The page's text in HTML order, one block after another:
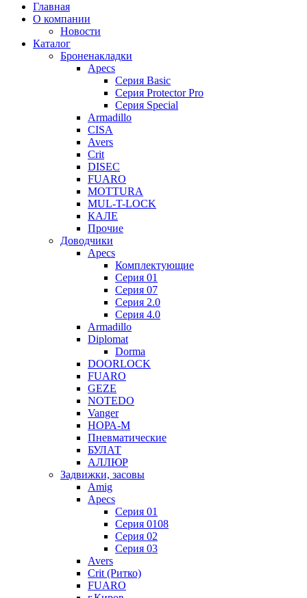
Главная
О компании
Новости
Каталог
Броненакладки
Apecs
Серия Basic
Серия Protector Pro
Серия Special
Armadillo
CISA
Avers
Crit
DISEC
FUARO
MOTTURA
MUL-T-LOCK
КАЛЕ
Прочие
Доводчики
Apecs
Комплектующие
Серия 01
Серия 07
Серия 2.0
Серия 4.0
Armadillo
Diplomat
Dorma
DOORLOCK
FUARO
GEZE
NOTEDO
Vanger
НОРА-М
Пневматические
БУЛАТ
АЛЛЮР
Задвижки, засовы
Amig
Apecs
Серия 01
Серия 0108
Серия 02
Серия 03
Avers
Crit (Ритко)
FUARO